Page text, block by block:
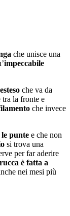
che unisce una
impeccabile
che va da
tra la fronte e
che invece
le punte e che non
si trova una
per far aderire
è fatta a
nei mesi più